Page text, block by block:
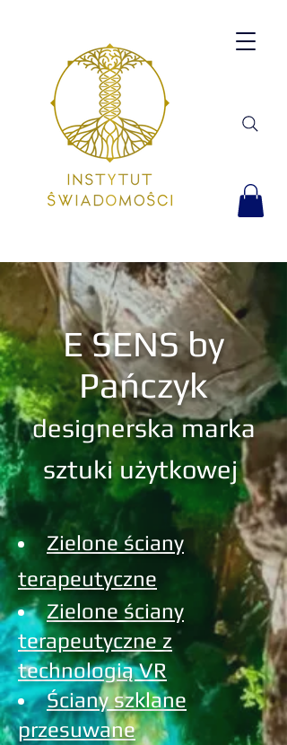
E SENS by
Pańczyk
designerska marka
sztuki użytkowej
Zielone ściany
terapeutyczne
Zielone ściany
terapeutyczne z
technologią VR
Ściany szklane
przesuwane